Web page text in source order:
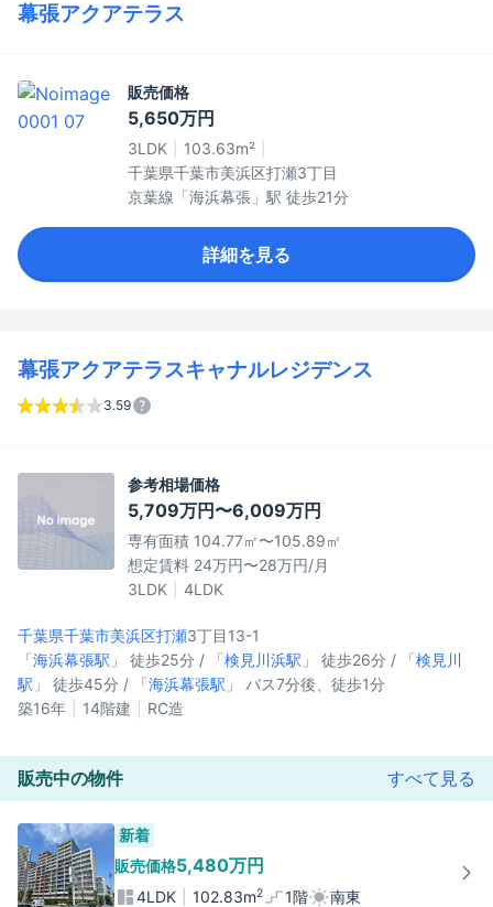
幕張アクアテラス
販売価格
5,650万円
3LDK
103.63m²
千葉県千葉市美浜区打瀬3丁目
京葉線「海浜幕張」駅 徒歩21分
詳細を見る
幕張アクアテラスキャナルレジデンス
3.59
参考相場価格
5,709万円〜6,009万円
専有面積 104.77㎡〜105.89㎡
想定賃料 24万円〜28万円/月
3LDK
4LDK
千葉県千葉市美浜区打瀬3丁目13-1
「海浜幕張駅 」 徒歩25分 / 「検見川浜駅 」 徒歩26分 / 「検見川
駅 」 徒歩45分 / 「海浜幕張駅 」 バス7分後、徒歩1分
築16年
14階建 RC造
販売中の物件 すべて見る
新着
販売価格5,480万円
4LDK 102.83m2 1階 南東